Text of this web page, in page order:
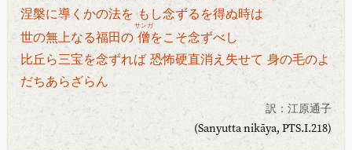
涅槃に導くかの法を もし念ずるを得ぬ時は
世の無上なる福田の 僧
サンガ
をこそ念ずべし
比丘ら三宝を念ずれば 恐怖硬直消え失せて 身の毛のよ
だちあらざらん
訳：江原通子
(Sanyutta nikāya, PTS.I.218)